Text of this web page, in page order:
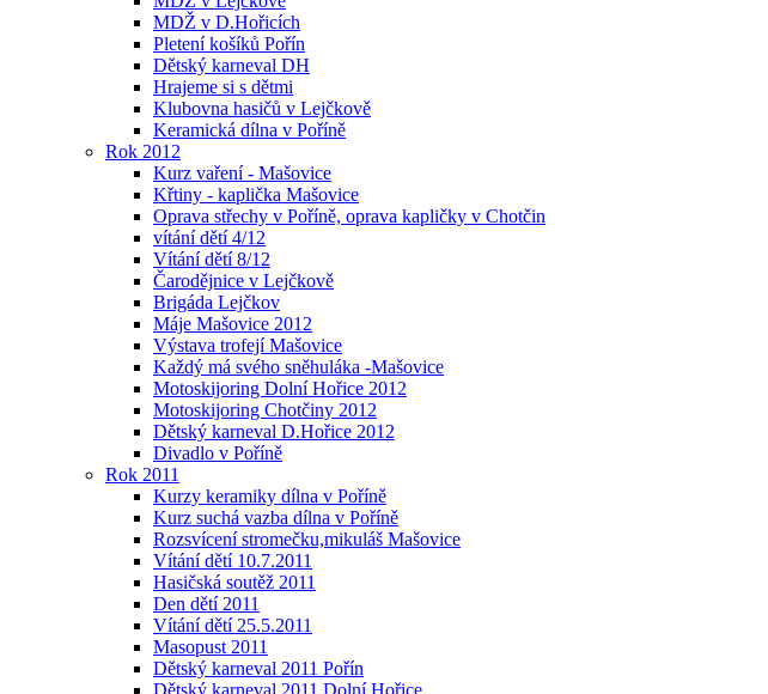
MDŽ v D.Hořicích
Pletení košíků Pořín
Dětský karneval DH
Hrajeme si s dětmi
Klubovna hasičů v Lejčkově
Keramická dílna v Poříně
Rok 2012
Kurz vaření - Mašovice
Křtiny - kaplička Mašovice
Oprava střechy v Poříně, oprava kapličky v Chotčin
vítání dětí 4/12
Vítání dětí 8/12
Čarodějnice v Lejčkově
Brigáda Lejčkov
Máje Mašovice 2012
Výstava trofejí Mašovice
Každý má svého sněhuláka -Mašovice
Motoskijoring Dolní Hořice 2012
Motoskijoring Chotčiny 2012
Dětský karneval D.Hořice 2012
Divadlo v Poříně
Rok 2011
Kurzy keramiky dílna v Poříně
Kurz suchá vazba dílna v Poříně
Rozsvícení stromečku,mikuláš Mašovice
Vítání dětí 10.7.2011
Hasičská soutěž 2011
Den dětí 2011
Vítání dětí 25.5.2011
Masopust 2011
Dětský karneval 2011 Pořín
Dětský karneval 2011 Dolní Hořice